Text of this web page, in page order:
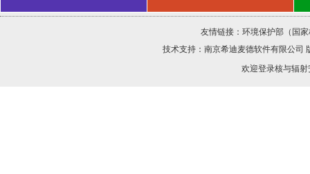
友情链接： 环境保护部（国
技术支持：南京希迪麦德软件有限公司
欢迎登录核与辐